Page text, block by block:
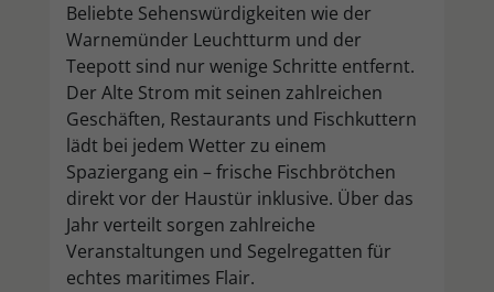
Beliebte Sehenswürdigkeiten wie der
Warnemünder Leuchtturm und der
Teepott sind nur wenige Schritte entfernt.
Der Alte Strom mit seinen zahlreichen
Geschäften, Restaurants und Fischkuttern
lädt bei jedem Wetter zu einem
Spaziergang ein – frische Fischbrötchen
direkt vor der Haustür inklusive. Über das
Jahr verteilt sorgen zahlreiche
Veranstaltungen und Segelregatten für
echtes maritimes Flair.